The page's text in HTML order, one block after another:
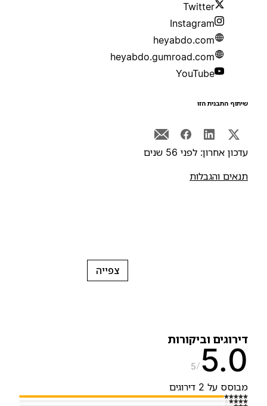
Twitter
Instagram
heyabdo.com
heyabdo.gumroad.com
YouTube
התבנית הזו
אחרון: לפני 56 שנים
והגבלות
צפייה
וביקורות
5
על 2 דירוגים